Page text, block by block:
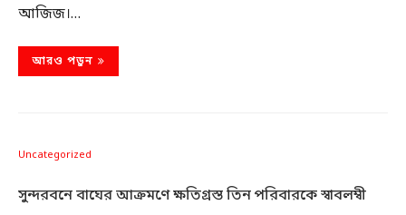
আজিজ।…
আরও পড়ুন
Uncategorized
সুন্দরবনে বাঘের আক্রমণে ক্ষতিগ্রস্ত তিন পরিবারকে স্বাবলম্বী